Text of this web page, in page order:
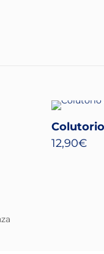
12,90€